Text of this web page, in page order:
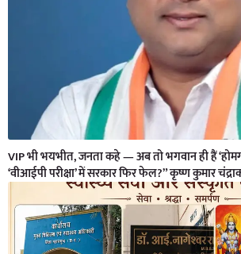
VIP भी भयभीत, जनता कहे — अब तो भगवान ही हैं
‘वीआईपी परीक्षा’ में सरकार फिर फेल?” कृष्ण कुमार